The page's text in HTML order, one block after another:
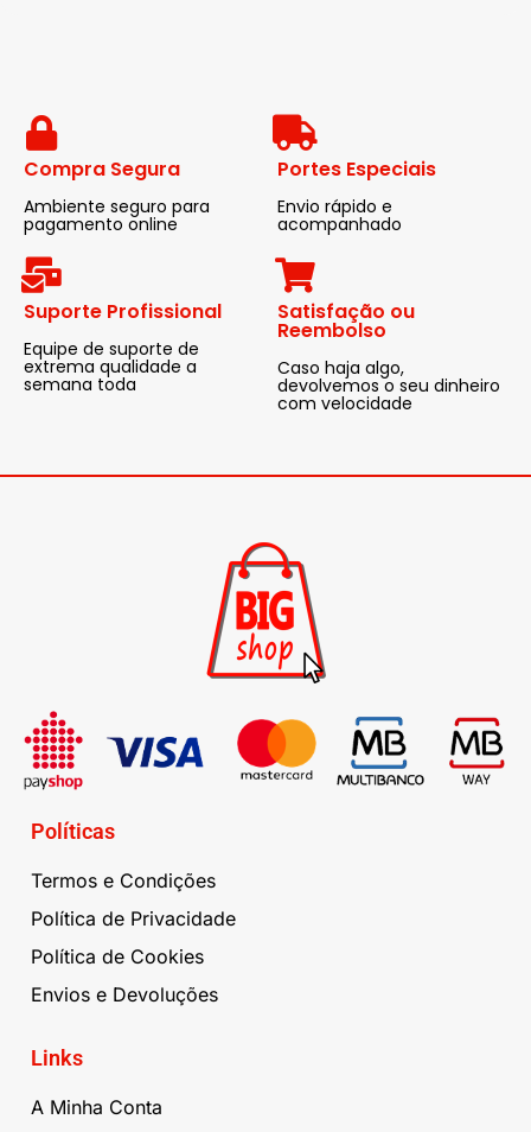
Compra Segura
Ambiente seguro para
pagamento online
Portes Especiais
Envio rápido e
acompanhado
Suporte Profissional
Equipe de suporte de
extrema qualidade a
semana toda
Satisfação ou
Reembolso
Caso haja algo,
devolvemos o seu dinheiro
com velocidade
Políticas
Termos e Condições
Política de Privacidade
Política de Cookies
Envios e Devoluções
Links
A Minha Conta